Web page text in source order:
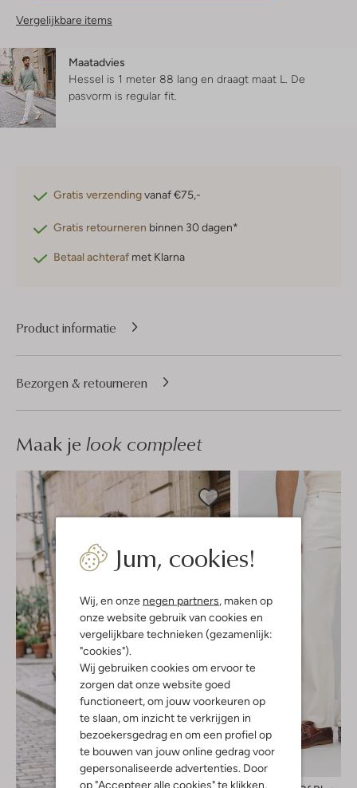
Jum, cookies!
Wij, en onze negen partners, maken op
onze website gebruik van cookies en
vergelijkbare technieken (gezamenlijk:
"cookies").
Wij gebruiken cookies om ervoor te
zorgen dat onze website goed
functioneert, om jouw voorkeuren op
te slaan, om inzicht te verkrijgen in
bezoekersgedrag en om een profiel op
te bouwen van jouw online gedrag voor
gepersonaliseerde advertenties. Door
op "Accepteer alle cookies" te klikken,
Vergelijkbare items
Maatadvies
Hessel is 1 meter 88 lang en draagt maat L. De
pasvorm is regular fit
Gratis verzendingvanaf €75,-
Gratis retourneren binnen 30 dagen*
Betaal achteraf met Klarna
Product informatie
Bezorgen & retourneren
Maak je look compleet
-50%